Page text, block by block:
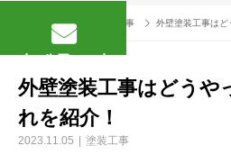
メールフォーム
コラム 塗装工事 外壁塗装工事はど
外壁塗装工事はどうや
れを紹介！
2023.11.05 塗装工事